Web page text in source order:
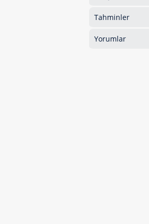
Tahminler
Yorumlar